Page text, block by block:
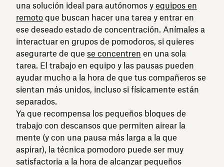
una solución ideal para autónomos y equipos en
remoto que buscan hacer una tarea y entrar en
ese deseado estado de concentración. Anímales a
interactuar en grupos de pomodoros, si quieres
asegurarte de que se concentren en una sola
tarea. El trabajo en equipo y las pausas pueden
ayudar mucho a la hora de que tus compañeros se
sientan más unidos, incluso si físicamente están
separados.
Ya que recompensa los pequeños bloques de
trabajo con descansos que permiten airear la
mente (y con una pausa más larga a la que
aspirar), la técnica pomodoro puede ser muy
satisfactoria a la hora de alcanzar pequeños